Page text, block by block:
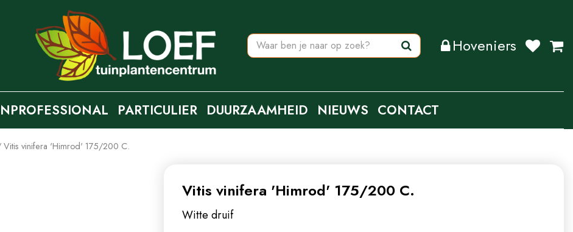
Vitis vinifera 'Himrod' 175/200 C.
Hoveniers
PARTICULIER DUURZAAMHEID NIEUWS CONTACT
Vitis vinifera 'Himrod' 175/200 C.
Witte druif